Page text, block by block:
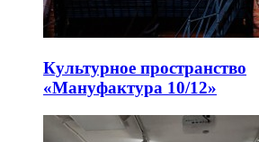
Культурное пространство
«Мануфактура 10/12»